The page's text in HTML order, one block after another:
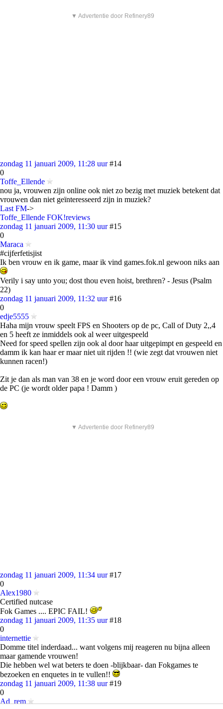
▼ Advertentie door Refinery89
zondag 11 januari 2009, 11:28 uur #14
0
Toffe_Ellende
nou ja, vrouwen zijn online ook niet zo bezig met muziek betekent dat
vrouwen dan niet geïnteresseerd zijn in muziek?
Last FM->
Toffe_Ellende FOK!reviews
zondag 11 januari 2009, 11:30 uur #15
0
Maraca
#cijferfetisjist
Ik ben vrouw en ik game, maar ik vind games.fok.nl gewoon niks aan
Verily i say unto you; dost thou even hoist, brethren? - Jesus (Psalm
22)
zondag 11 januari 2009, 11:32 uur #16
0
edje5555
Haha mijn vrouw speelt FPS en Shooters op de pc, Call of Duty 2,,4
en 5 heeft ze inmiddels ook al weer uitgespeeld
Need for speed spellen zijn ook al door haar uitgepimpt en gespeeld en
damm ik kan haar er maar niet uit rijden !! (wie zegt dat vrouwen niet
kunnen racen!)
Zit je dan als man van 38 en je word door een vrouw eruit gereden op
de PC (je wordt older papa ! Damm )
▼ Advertentie door Refinery89
zondag 11 januari 2009, 11:34 uur #17
0
Alex1980
Certified nutcase
Fok Games .... EPIC FAIL!
zondag 11 januari 2009, 11:35 uur #18
0
internettie
Domme titel inderdaad... want volgens mij reageren nu bijna alleen
maar gamende vrouwen!
Die hebben wel wat beters te doen -blijkbaar- dan Fokgames te
bezoeken en enquetes in te vullen!!
zondag 11 januari 2009, 11:38 uur #19
0
Ad_rem